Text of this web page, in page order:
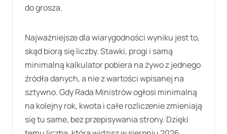
do grosza.
Najważniejsze dla wiarygodności wyniku jest to,
skąd biorą się liczby. Stawki, progi i samą
minimalną kalkulator pobiera na żywo z jednego
źródła danych, a nie z wartości wpisanej na
sztywno. Gdy Rada Ministrów ogłosi minimalną
na kolejny rok, kwota i całe rozliczenie zmieniają
się tu same, bez przepisywania strony. Dzięki